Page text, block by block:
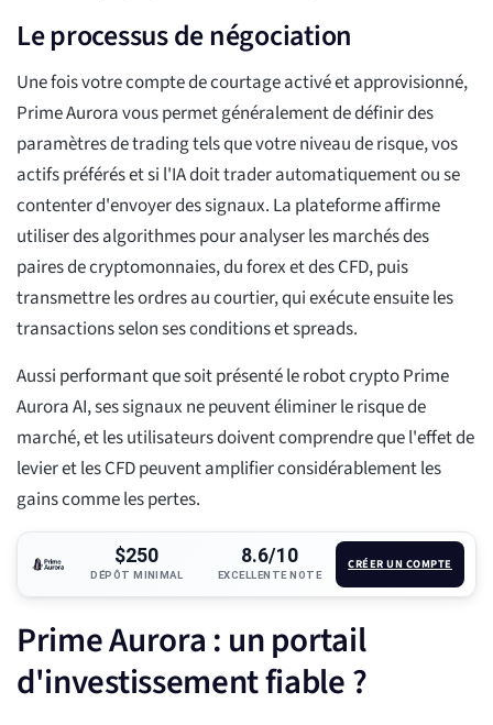
Le processus de négociation
Une fois votre compte de courtage activé et approvisionné,
Prime Aurora vous permet généralement de définir des
paramètres de trading tels que votre niveau de risque, vos
actifs préférés et si l'IA doit trader automatiquement ou se
contenter d'envoyer des signaux. La plateforme affirme
utiliser des algorithmes pour analyser les marchés des
paires de cryptomonnaies, du forex et des CFD, puis
transmettre les ordres au courtier, qui exécute ensuite les
transactions selon ses conditions et spreads.
Aussi performant que soit présenté le robot crypto Prime
Aurora AI, ses signaux ne peuvent éliminer le risque de
marché, et les utilisateurs doivent comprendre que l'effet de
levier et les CFD peuvent amplifier considérablement les
gains comme les pertes.
$250
DÉPÔT MINIMAL
8.6/10
EXCELLENTE NOTE
CRÉER UN COMPTE
Prime Aurora : un portail
d'investissement fiable ?